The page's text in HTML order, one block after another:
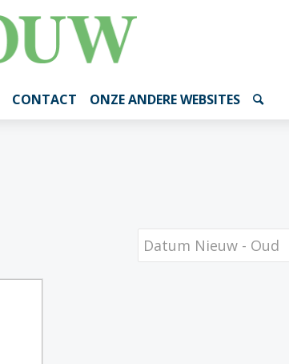
CONTACT ONZE ANDERE WEBSITES